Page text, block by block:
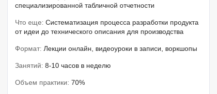
специализированной табличной отчетности
Что еще: Систематизация процесса разработки продукта
от идеи до технического описания для производства
Формат: Лекции онлайн, видеоуроки в записи, воркшопы
Занятий: 8-10 часов в неделю
Объем практики: 70%